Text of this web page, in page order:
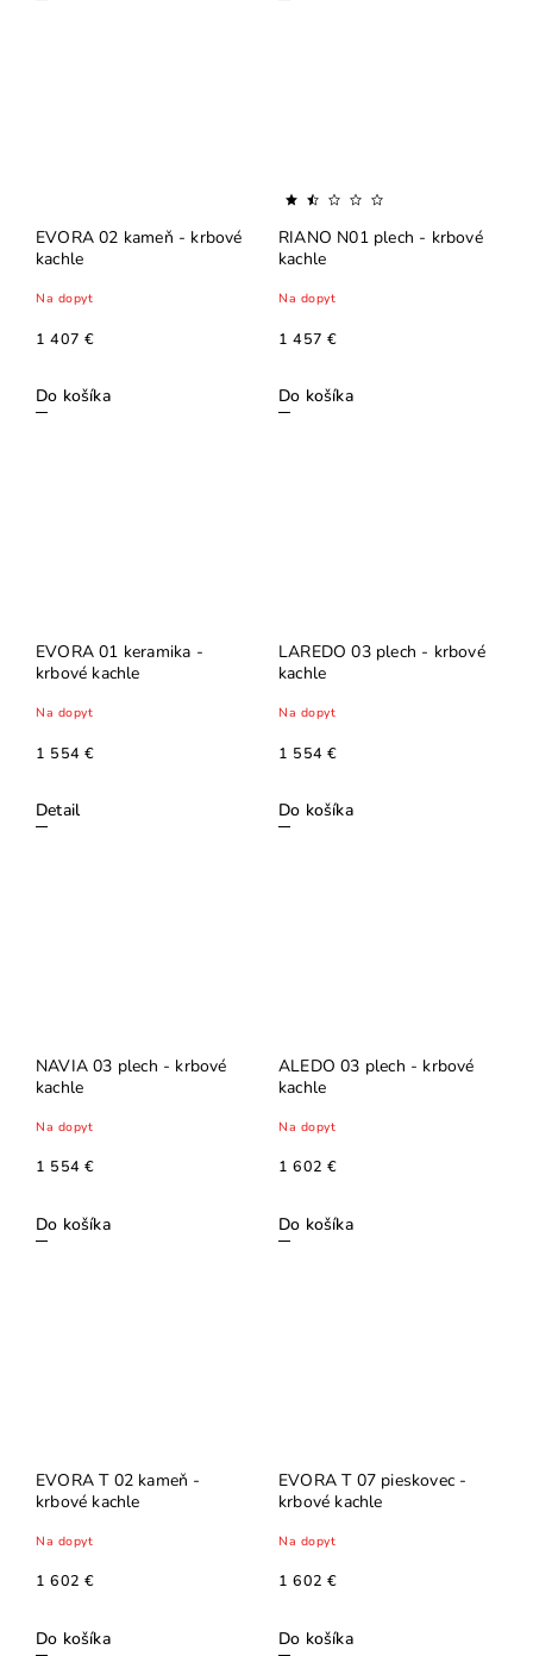
EVORA 02 kameň - krbové
kachle
Na dopyt
1 407 €
Do košíka
RIANO N01 plech - krbové
kachle
Na dopyt
1 457 €
Do košíka
EVORA 01 keramika -
krbové kachle
Na dopyt
1 554 €
Detail
LAREDO 03 plech - krbové
kachle
Na dopyt
1 554 €
Do košíka
NAVIA 03 plech - krbové
kachle
Na dopyt
1 554 €
Do košíka
ALEDO 03 plech - krbové
kachle
Na dopyt
1 602 €
Do košíka
EVORA T 02 kameň -
krbové kachle
Na dopyt
1 602 €
Do košíka
EVORA T 07 pieskovec -
krbové kachle
Na dopyt
1 602 €
Do košíka